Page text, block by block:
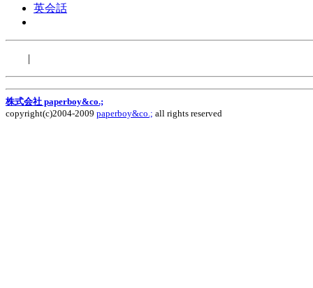
英会話
|
株式会社 paperboy&co.;
copyright(c)2004-2009 paperboy&co.; all rights reserved